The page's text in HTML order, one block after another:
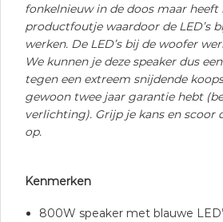
fonkelnieuw in de doos maar heeft
productfoutje waardoor de LED’s
werken. De LED’s bij de woofer
We kunnen je deze speaker dus
tegen een extreem snijdende
gewoon twee jaar garantie hebt
verlichting). Grijp je kans en scoor
op.
Kenmerken
800W speaker met blauwe